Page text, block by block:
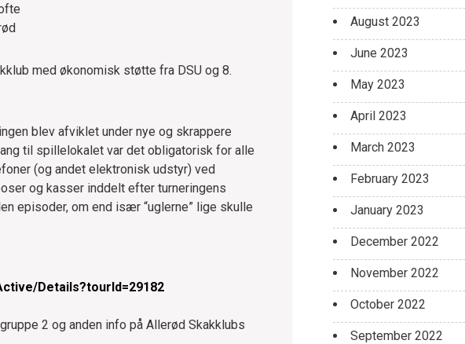
med økonomisk støtte fra DSU og 8.
blev afviklet under nye og skrappere
til spillelokalet var det obligatorisk for alle
(og andet elektronisk udstyr) ved
og kasser inddelt efter turneringens
episoder, om end især “uglerne” lige skulle
Details?tourId=29182
2 og anden info på Allerød Skakklubs
August 2023
June 2023
May 2023
April 2023
March 2023
February 2023
January 2023
December 2022
November 2022
October 2022
September 2022